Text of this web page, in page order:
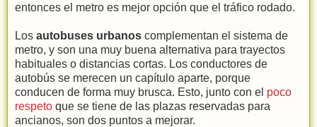
entonces el metro es mejor opción que el tráfico rodado.
Los autobuses urbanos complementan el sistema de
metro, y son una muy buena alternativa para trayectos
habituales o distancias cortas. Los conductores de
autobús se merecen un capítulo aparte, porque
conducen de forma muy brusca. Esto, junto con el poco
respeto que se tiene de las plazas reservadas para
ancianos, son dos puntos a mejorar.